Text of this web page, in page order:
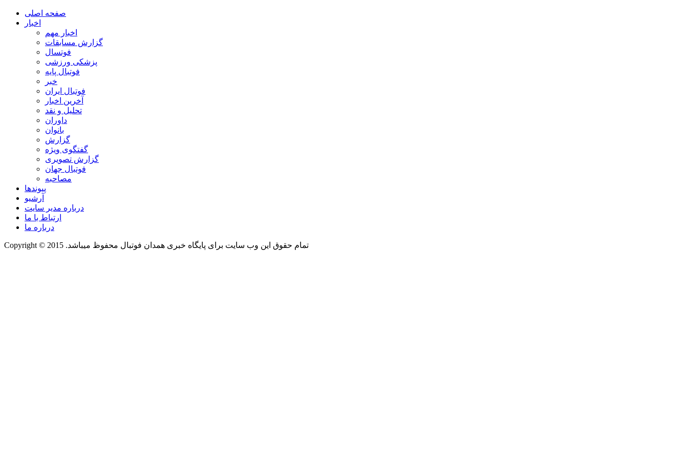
صفحه اصلی
اخبار
اخبار مهم
گزارش مسابقات
فوتسال
پزشکی ورزشی
فوتبال پایه
خبر
فوتبال ایران
آخرین اخبار
تحلیل و نقد
داوران
بانوان
گزارش
گفتگوی ویژه
گزارش تصویری
فوتبال جهان
مصاحبه
پیوندها
آرشیو
درباره مدیر سایت
ارتباط با ما
درباره ما
Copyright © تمام حقوق این وب سایت برای پایگاه خبری همدان فوتبال محفوظ میباشد. 2015